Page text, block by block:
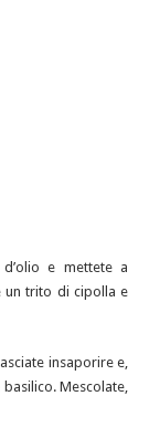
e mettete a
un trito di cipolla e
insaporire e,
Mescolate,